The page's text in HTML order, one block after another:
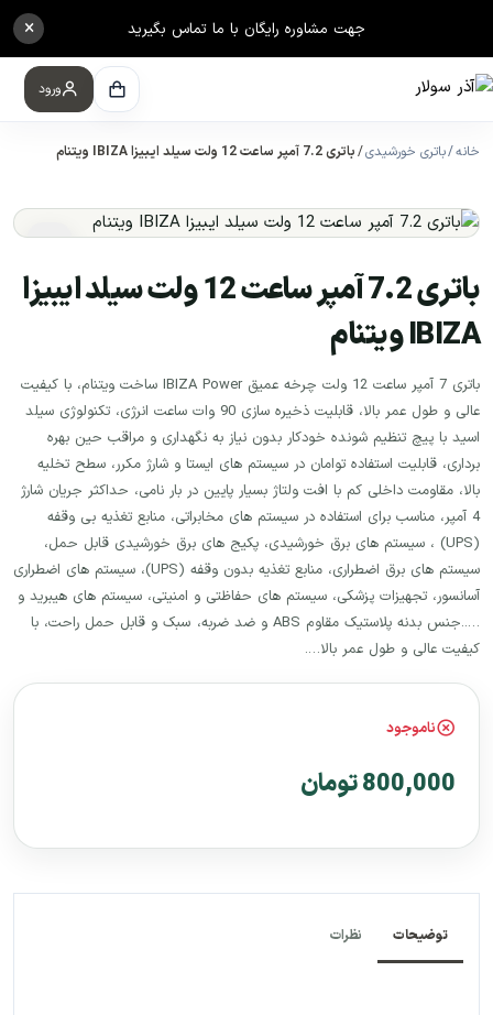
جهت مشاوره رایگان با ما تماس بگیرید ×
ورود
خانه باتری خورشیدی باتری 7.2 آمپر ساعت 12 ولت سیلد ایبیزا IBIZA ویتنام
باتری 7.2 آمپر ساعت 12 ولت سیلد ایبیزا
IBIZA ویتنام
باتری 7 آمپر ساعت 12 ولت چرخه عمیق IBIZA Power ساخت ویتنام، با کیفیت
عالی و طول عمر بالا، قابلیت ذخیره سازی 90 وات ساعت انرژی، تکنولوژی سیلد
اسید با پیچ تنظیم شونده خودکار بدون نیاز به نگهداری و مراقب حین بهره
برداری، قابلیت استفاده توامان در سیستم های ایستا و شارژ مکرر، سطح تخلیه
بالا، مقاومت داخلی کم با افت ولتاژ بسیار پایین در بار نامی، حداکثر جریان شارژ
4 آمپر، مناسب برای استفاده در سیستم های مخابراتی، منابع تغذیه بی وقفه
(UPS) ، سیستم های برق خورشیدی، پکیج های برق خورشیدی قابل حمل،
سیستم های برق اضطراری، منابع تغذیه بدون وقفه (UPS)، سیستم های اضطراری
آسانسور، تجهیزات پزشکی، سیستم های حفاظتی و امنیتی، سیستم های هیبرید و
…..جنس بدنه پلاستیک مقاوم ABS و ضد ضربه، سبک و قابل حمل راحت، با
کیفیت عالی و طول عمر بالا….
ناموجود
800,000 تومان
توضیحات نظرات